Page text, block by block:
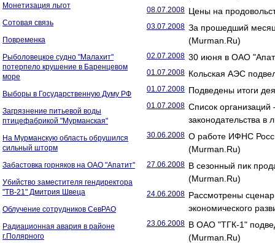
Монетизация льгот
Сотовая связь
Повременка
Рыболовецкое судно "Малахит"
потерпело крушение в Баренцевом
море
Выборы в Государственную Думу РФ
Загрязнение питьевой воды
птицефабрикой "Мурманская"
На Мурманскую область обрушился
сильный шторм
Забастовка горняков на ОАО "Апатит"
Убийство заместителя гендиректора
"ТВ-21" Дмитрия Швеца
Облучение сотрудников СевРАО
Радиационная авария в районе
г.Полярного
08.07.2008 Цены на
03.07.2008 За прошедший
(Murman.Ru)
02.07.2008 30 июня в ОАО
01.07.2008 Кольская АЭС
01.07.2008 Подведены итоги
01.07.2008 Список
законодательства в
30.06.2008 О работе ИФНС
(Murman.Ru)
27.06.2008 В сезонный пик
(Murman.Ru)
24.06.2008 Рассмотрены
экономического
23.06.2008 В ОАО "ТГК-1"
(Murman.Ru)